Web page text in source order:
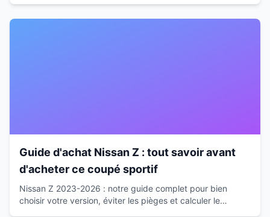
Guide d'achat Nissan Z : tout savoir avant
d'acheter ce coupé sportif
Nissan Z 2023-2026 : notre guide complet pour bien
choisir votre version, éviter les pièges et calculer le